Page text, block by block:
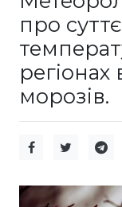
про
регіонах
морозів.